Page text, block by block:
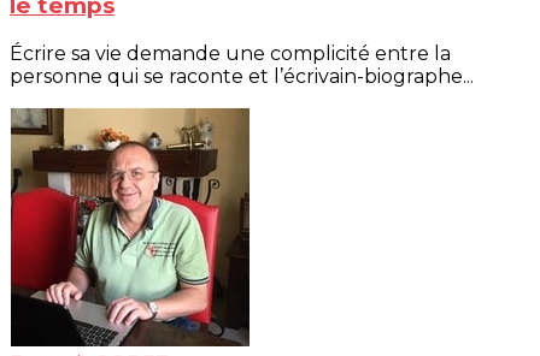
Écrire sa vie demande une complicité entre la
personne qui se raconte et l’écrivain-biographe...